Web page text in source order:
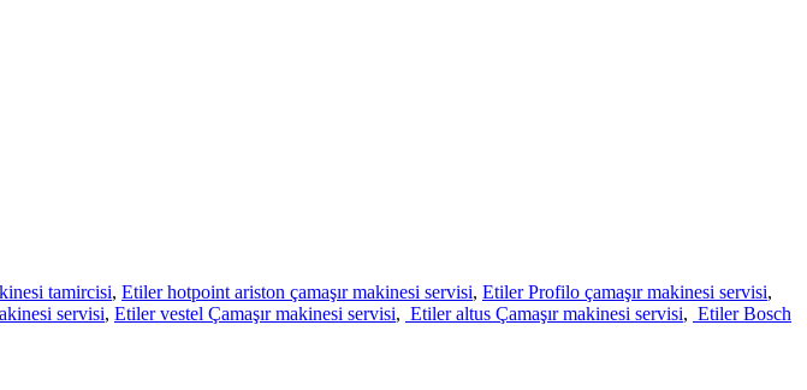
tamircisi, Etiler hotpoint ariston çamaşır makinesi servisi, Etiler Profilo çamaşır makinesi servisi,
servisi, Etiler vestel Çamaşır makinesi servisi, Etiler altus Çamaşır makinesi servisi, Etiler Bosch